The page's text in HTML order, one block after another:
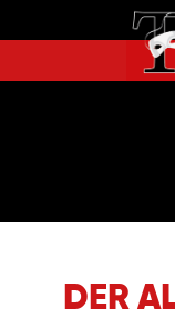
DER